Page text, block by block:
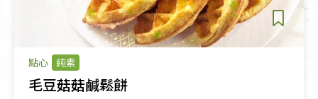
點心 純素
毛豆菇菇鹹鬆餅